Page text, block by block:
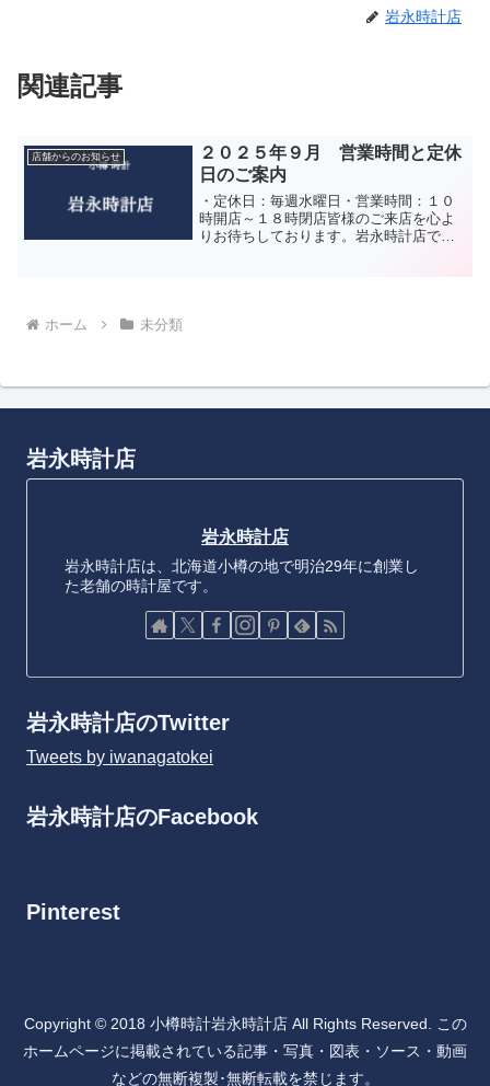
岩永時計店
関連記事
店舗からのお知らせ
２０２５年９月 営業時間と定休
日のご案内
・定休日：毎週水曜日・営業時間：１０
時開店～１８時閉店皆様のご来店を心よ
りお待ちしております。岩永時計店で
ホーム 未分類
岩永時計店
岩永時計店
岩永時計店は、北海道小樽の地で明治29年に創業し
た老舗の時計屋です。
岩永時計店のTwitter
Tweets by iwanagatokei
岩永時計店のFacebook
Pinterest
Copyright © 2018 小樽時計岩永時計店 All Rights Reserved. この
ホームページに掲載されている記事・写真・図表・ソース・動画
などの無断複製･無断転載を禁じます。